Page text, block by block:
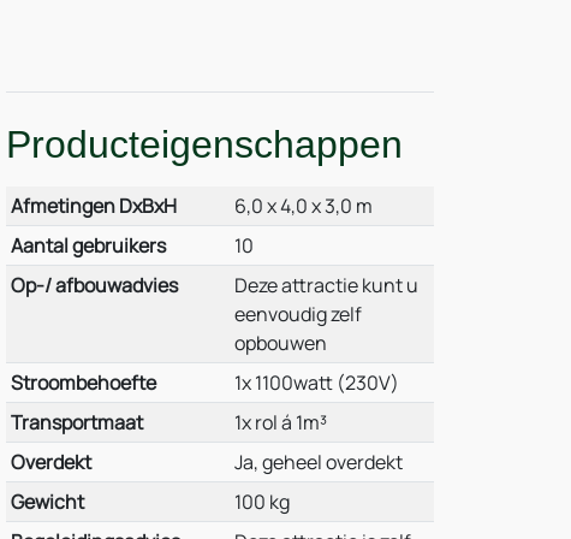
Producteigenschappen
Afmetingen DxBxH
6,0 x 4,0 x 3,0 m
Aantal gebruikers
10
Op-/ afbouwadvies
Deze attractie kunt u
eenvoudig zelf
opbouwen
Stroombehoefte
1x 1100watt (230V)
Transportmaat
1x rol á 1m³
Overdekt
Ja, geheel overdekt
Gewicht
100 kg